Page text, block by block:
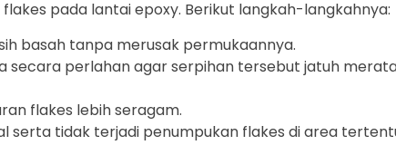
pada lantai epoxy. Berikut langkah-langkahnya:
basah tanpa merusak permukaannya.
secara perlahan agar serpihan tersebut jatuh
flakes lebih seragam.
serta tidak terjadi penumpukan flakes di area